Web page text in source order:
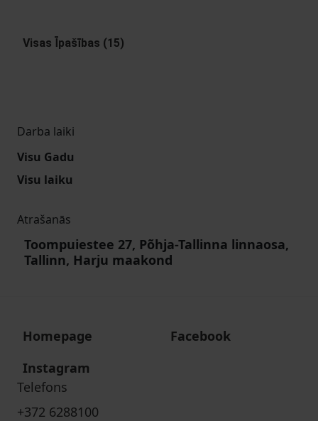
Visas Īpašības (15)
Darba laiki
Visu Gadu
Visu laiku
Atrašanās
Toompuiestee 27, Põhja-Tallinna linnaosa,
Tallinn, Harju maakond
Homepage
Facebook
Instagram
Telefons
+372 6288100